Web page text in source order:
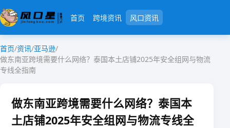
首页 跨境资讯 风口资讯
首页/资讯/亚马逊/
做东南亚跨境需要什么网络？泰国本土店铺2025年安全组网与物流
专线全指南
做东南亚跨境需要什么网络？泰国本
土店铺2025年安全组网与物流专线全